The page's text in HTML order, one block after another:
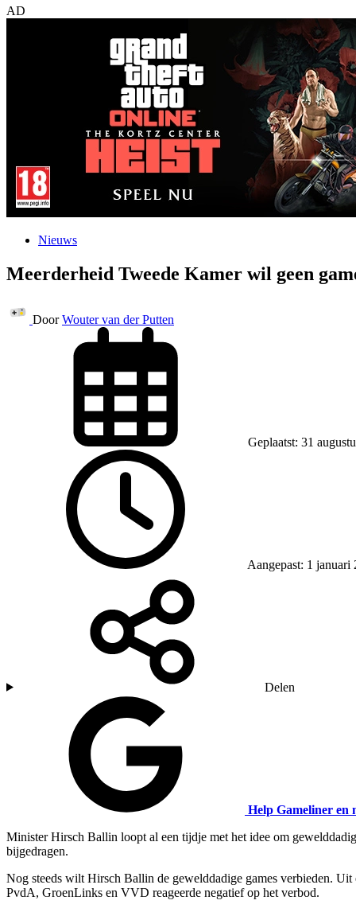
AD
Nieuws
Meerderheid Tweede Kamer wil geen
Door Wouter van der Putten
Geplaatst: 31
Aangepast: 1 januari
Delen
Help Gameliner en
Minister Hirsch Ballin loopt al een tijdje met het idee om
bijgedragen.
Nog steeds wilt Hirsch Ballin de gewelddadige games verbieden. Uit
PvdA, GroenLinks en VVD reageerde negatief op het verbod.